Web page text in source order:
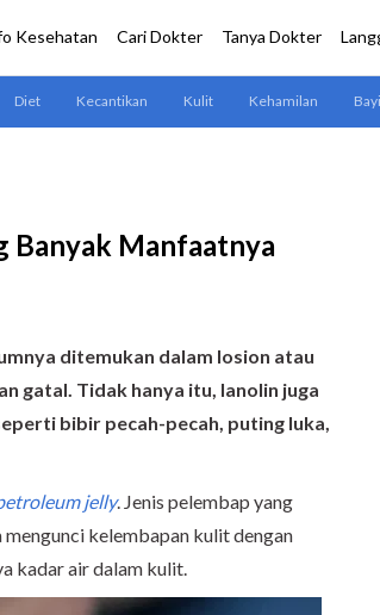
Banyak Manfaatnya
ditemukan dalam losion atau
gatal. Tidak hanya itu, lanolin juga
bibir pecah-pecah, puting luka,
jelly. Jenis pelembap yang
kelembapan kulit dengan
kadar air dalam kulit.